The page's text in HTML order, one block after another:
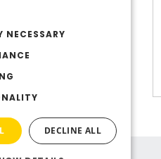
NECESSARY
DECLINE ALL